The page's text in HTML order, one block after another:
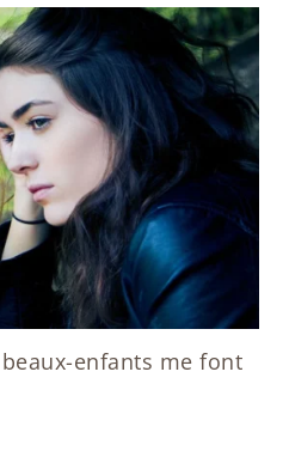
enfants me font